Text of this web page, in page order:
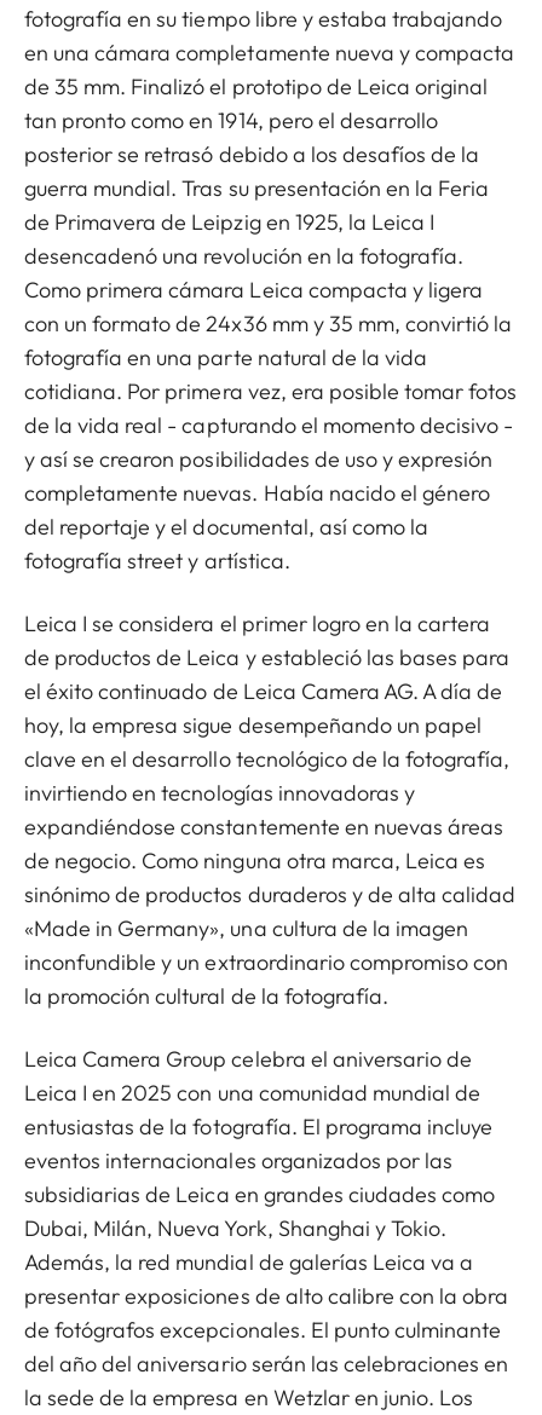
fotografía en su tiempo libre y estaba trabajando
en una cámara completamente nueva y compacta
de 35 mm. Finalizó el prototipo de Leica original
tan pronto como en 1914, pero el desarrollo
posterior se retrasó debido a los desafíos de la
guerra mundial. Tras su presentación en la Feria
de Primavera de Leipzig en 1925, la Leica I
desencadenó una revolución en la fotografía.
Como primera cámara Leica compacta y ligera
con un formato de 24x36 mm y 35 mm, convirtió la
fotografía en una parte natural de la vida
cotidiana. Por primera vez, era posible tomar fotos
de la vida real - capturando el momento decisivo -
y así se crearon posibilidades de uso y expresión
completamente nuevas. Había nacido el género
del reportaje y el documental, así como la
fotografía street y artística.
Leica I se considera el primer logro en la cartera
de productos de Leica y estableció las bases para
el éxito continuado de Leica Camera AG. A día de
hoy, la empresa sigue desempeñando un papel
clave en el desarrollo tecnológico de la fotografía,
invirtiendo en tecnologías innovadoras y
expandiéndose constantemente en nuevas áreas
de negocio. Como ninguna otra marca, Leica es
sinónimo de productos duraderos y de alta calidad
«Made in Germany», una cultura de la imagen
inconfundible y un extraordinario compromiso con
la promoción cultural de la fotografía.
Leica Camera Group celebra el aniversario de
Leica I en 2025 con una comunidad mundial de
entusiastas de la fotografía. El programa incluye
eventos internacionales organizados por las
subsidiarias de Leica en grandes ciudades como
Dubai, Milán, Nueva York, Shanghai y Tokio.
Además, la red mundial de galerías Leica va a
presentar exposiciones de alto calibre con la obra
de fotógrafos excepcionales. El punto culminante
del año del aniversario serán las celebraciones en
la sede de la empresa en Wetzlar en junio. Los